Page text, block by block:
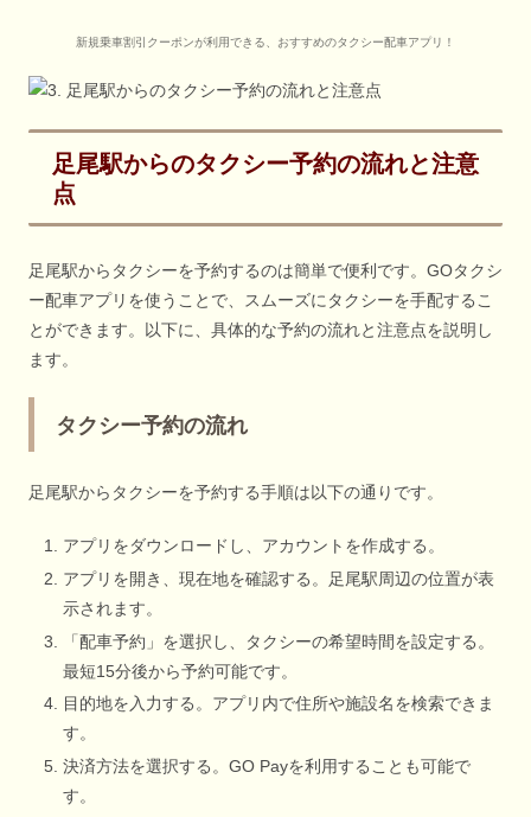
新規乗車割引クーポンが利用できる、おすすめのタクシー配車アプリ！
足尾駅からのタクシー予約の流れと注意
点
足尾駅からタクシーを予約するのは簡単で便利です。GOタクシ
ー配車アプリを使うことで、スムーズにタクシーを手配するこ
とができます。以下に、具体的な予約の流れと注意点を説明し
ます。
タクシー予約の流れ
足尾駅からタクシーを予約する手順は以下の通りです。
アプリをダウンロードし、アカウントを作成する。
アプリを開き、現在地を確認する。足尾駅周辺の位置が表
示されます。
「配車予約」を選択し、タクシーの希望時間を設定する。
最短15分後から予約可能です。
目的地を入力する。アプリ内で住所や施設名を検索できま
す。
決済方法を選択する。GO Payを利用することも可能で
す。